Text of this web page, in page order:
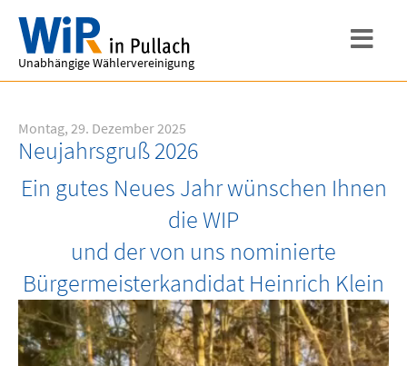
Unabhängige Wählervereinigung
Montag, 29. Dezember 2025
Neujahrsgruß 2026
Ein gutes Neues Jahr wünschen Ihnen
die WIP
und der von uns nominierte
Bürgermeisterkandidat Heinrich Klein